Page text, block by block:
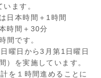
ます。
日本時間＋1時間
時間＋30分
間です。
曜日から3月第1日曜日
）を実施しています。
を１時間進めることに